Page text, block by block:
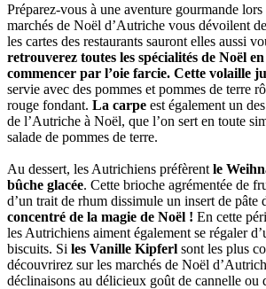
Préparez-vous à une aventure gourmande
marchés de Noël d’Autriche vous dévoilent
les cartes des restaurants sauront elles aussi
retrouverez toutes les spécialités de Noël
commencer par l’oie farcie. Cette volaille
servie avec des pommes et pommes de terre
rouge fondant. La carpe est également un
de l’Autriche à Noël, que l’on sert en toute
salade de pommes de terre.
Au dessert, les Autrichiens préfèrent le
bûche glacée. Cette brioche agrémentée de
d’un trait de rhum dissimule un insert de pâte
concentré de la magie de Noël ! En cette
les Autrichiens aiment également se régaler
biscuits. Si les Vanille Kipferl sont les plus
découvrirez sur les marchés de Noël
déclinaisons au délicieux goût de cannelle ou